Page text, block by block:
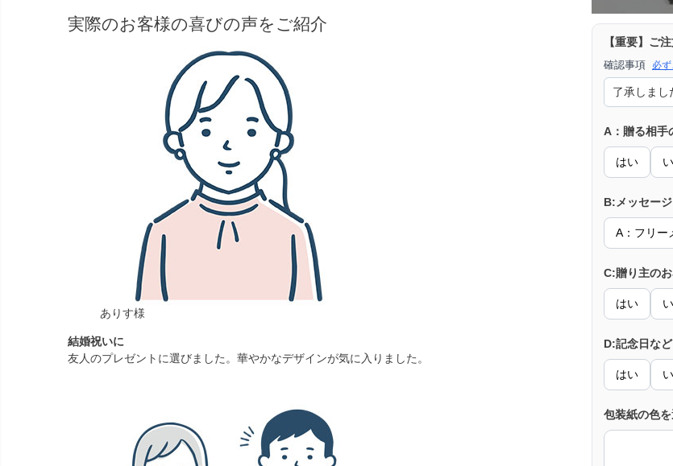
実際のお客様の喜びの声をご紹介
ありす様
結婚祝いに
友人のプレゼントに選びました。華やかなデザインが気に入りました。
【重要】ご
確認事項 必
A：贈る相手
はい
B:メッセー
A：フリー
C:贈り主の
はい
D:記念日な
はい
包装紙の色